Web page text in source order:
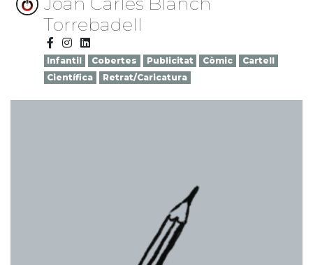
Torrebadell
Infantil Cobertes Publicitat Còmic
Cartell
Científica
Retrat/Caricatura